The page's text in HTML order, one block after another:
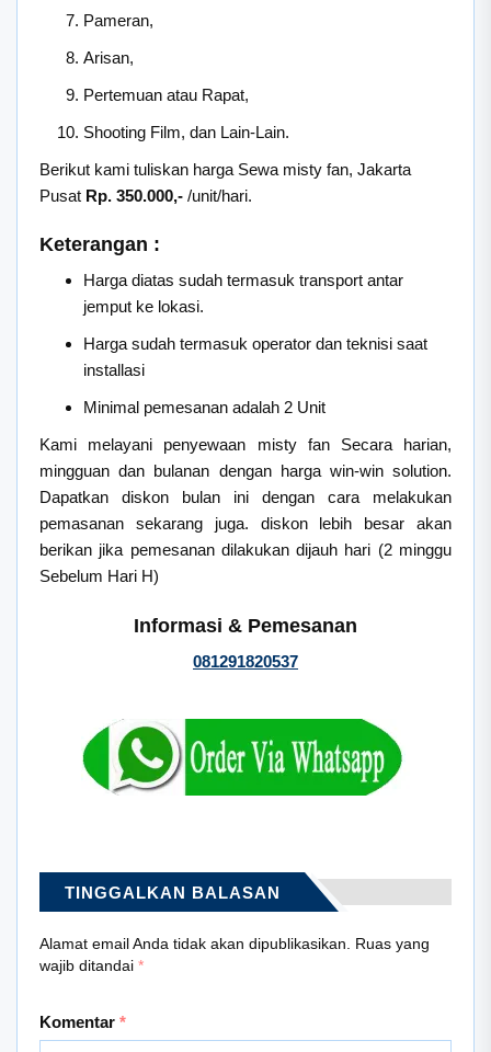
Pameran,
Arisan,
Pertemuan atau Rapat,
Shooting Film, dan Lain-Lain.
Berikut kami tuliskan harga Sewa misty fan, Jakarta
Pusat Rp. 350.000,- /unit/hari.
Keterangan :
Harga diatas sudah termasuk transport antar
jemput ke lokasi.
Harga sudah termasuk operator dan teknisi saat
installasi
Minimal pemesanan adalah 2 Unit
Kami melayani penyewaan misty fan Secara harian,
mingguan dan bulanan dengan harga win-win solution.
Dapatkan diskon bulan ini dengan cara melakukan
pemasanan sekarang juga. diskon lebih besar akan
berikan jika pemesanan dilakukan dijauh hari (2 minggu
Sebelum Hari H)
Informasi & Pemesanan
081291820537
TINGGALKAN BALASAN
Alamat email Anda tidak akan dipublikasikan.
Ruas yang
wajib ditandai *
Komentar *